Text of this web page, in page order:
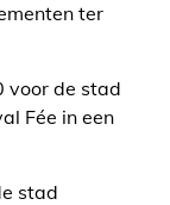
ter
voor de stad
Fée in een
stad